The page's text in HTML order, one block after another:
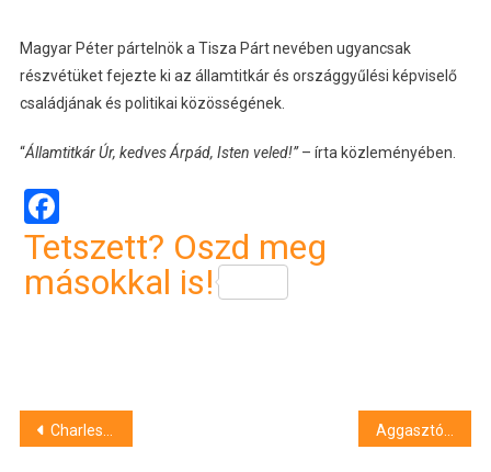
Magyar Péter pártelnök a Tisza Párt nevében ugyancsak
részvétüket fejezte ki az államtitkár és országgyűlési képviselő
családjának és politikai közösségének.
“Államtitkár Úr, kedves Árpád, Isten veled!”– írta közleményében.
Facebook
Tetszett? Oszd meg
másokkal is!
Bejegyzés
Charles Michel: a migrációs elhatározások megvalósításához jobban kell ellenőrizni az Európai Unió határait